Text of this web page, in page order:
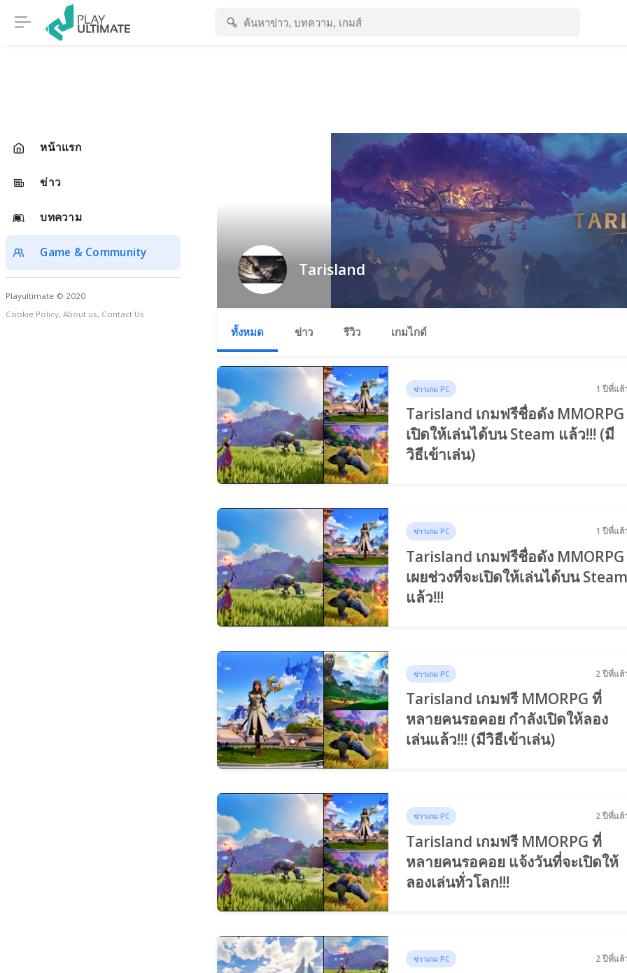
หน้าแรก
ข่าว
บทความ
Game & Community
Playultimate © 2020
Cookie Policy, About us, Contact Us
Tarisland
ทั้งหมด ข่าว รีวิว เกมไกด์
ข่าวเกม PC 1 ปีที่แล้
Tarisland เกมฟรีชื่อดัง MMORPG
เปิดให้เล่นได้บน Steam แล้ว!!! (มี
วิธีเข้าเล่น)
ข่าวเกม PC 1 ปีที่แล้
Tarisland เกมฟรีชื่อดัง MMORPG
เผยช่วงที่จะเปิดให้เล่นได้บน
แล้ว!!!
ข่าวเกม PC 2 ปีที่แล้
Tarisland เกมฟรี MMORPG ที่
หลายคนรอคอย กำลังเปิดให้ลอง
เล่นแล้ว!!! (มีวิธีเข้าเล่น)
ข่าวเกม PC 2 ปีที่แล้
Tarisland เกมฟรี MMORPG ที่
หลายคนรอคอย แจ้งวันที่จะเปิดให้
ลองเล่นทั่วโลก!!!
ข่าวเกม PC 2 ปีที่แล้